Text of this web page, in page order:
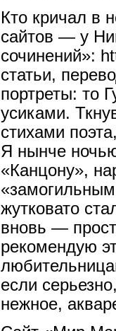
Кто кричал в
сайтов — у
сочинений»:
статьи,
портреты: то
усиками.
стихами
Я нынче
«Канцону»,
жутковато
вновь —
рекомендую
если
нежное,